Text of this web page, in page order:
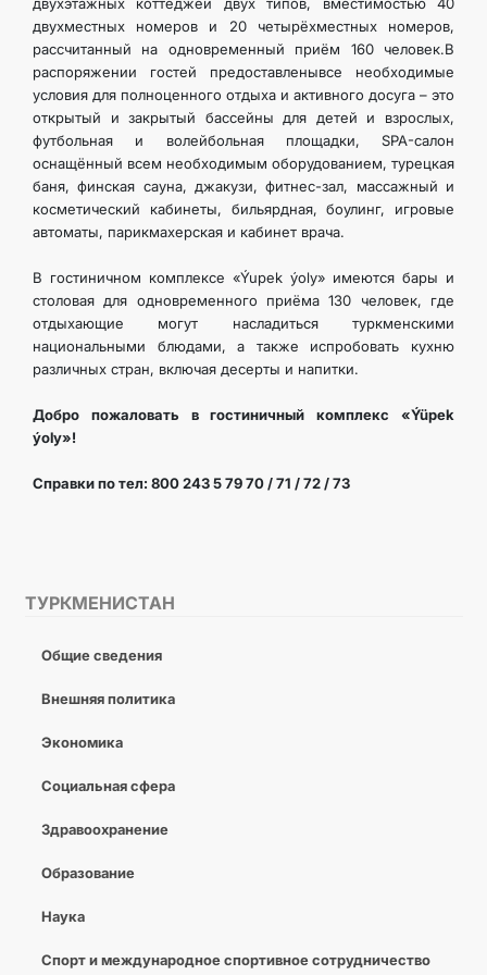
КОНТАКТНЫЕ ДАННЫЕ
ТУРКМЕНИСТАН
Общие сведения
Внешняя политика
Экономика
Социальная сфера
Здравоохранение
Образование
Наука
Спорт и международное спортивное сотрудничество
двухместных номеров и 20 четырёхместных номеров,
рассчитанный на одновременный приём 160 человек.В
распоряжении гостей предоставленывсе необходимые
условия для полноценного отдыха и активного досуга – это
открытый и закрытый бассейны для детей и взрослых,
футбольная и волейбольная площадки, SPA-салон
оснащённый всем необходимым оборудованием, турецкая
баня, финская сауна, джакузи, фитнес-зал, массажный и
косметический кабинеты, бильярдная, боулинг, игровые
автоматы, парикмахерская и кабинет врача.
В гостиничном комплексе «Ýupek ýoly» имеются бары и
столовая для одновременного приёма 130 человек, где
отдыхающие могут насладиться туркменскими
национальными блюдами, а также испробовать кухню
различных стран, включая десерты и напитки.
Добро пожаловать в гостиничный комплекс «Ýüpek
ýoly»!
Справки по тел: 800 243 5 79 70 / 71 / 72 / 73